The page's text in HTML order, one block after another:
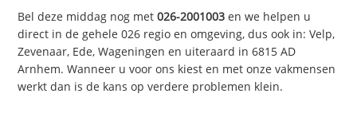
Bel deze middag nog met026-2001003 en we helpen u
direct in de gehele 026 regio en omgeving, dus ook in: Velp,
Zevenaar, Ede, Wageningen en uiteraard in 6815 AD
Arnhem. Wanneer u voor ons kiest en met onze vakmensen
werkt dan is de kans op verdere problemen klein.